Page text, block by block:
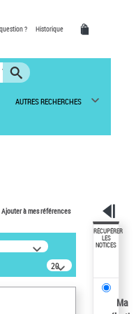
? Historique
AUTRES RECHERCHES
Ajouter à mes références
20
résultats/page
RÉCUPÉRER
LES
NOTICES
Ma